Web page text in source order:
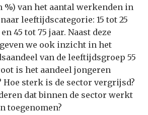
van het aantal werkenden in
leeftijdscategorie: 15 tot 25
45 tot 75 jaar. Naast deze
we ook inzicht in het
van de leeftijdsgroep 55
is het aandeel jongeren
Hoe sterk is de sector vergrijsd?
dat binnen de sector werkt
toegenomen?